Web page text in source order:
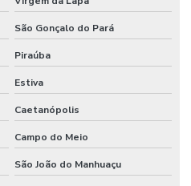
predial
São Gonçalo do Pará
Piraúba
Estiva
Caetanópolis
Campo do Meio
São João do Manhuaçu